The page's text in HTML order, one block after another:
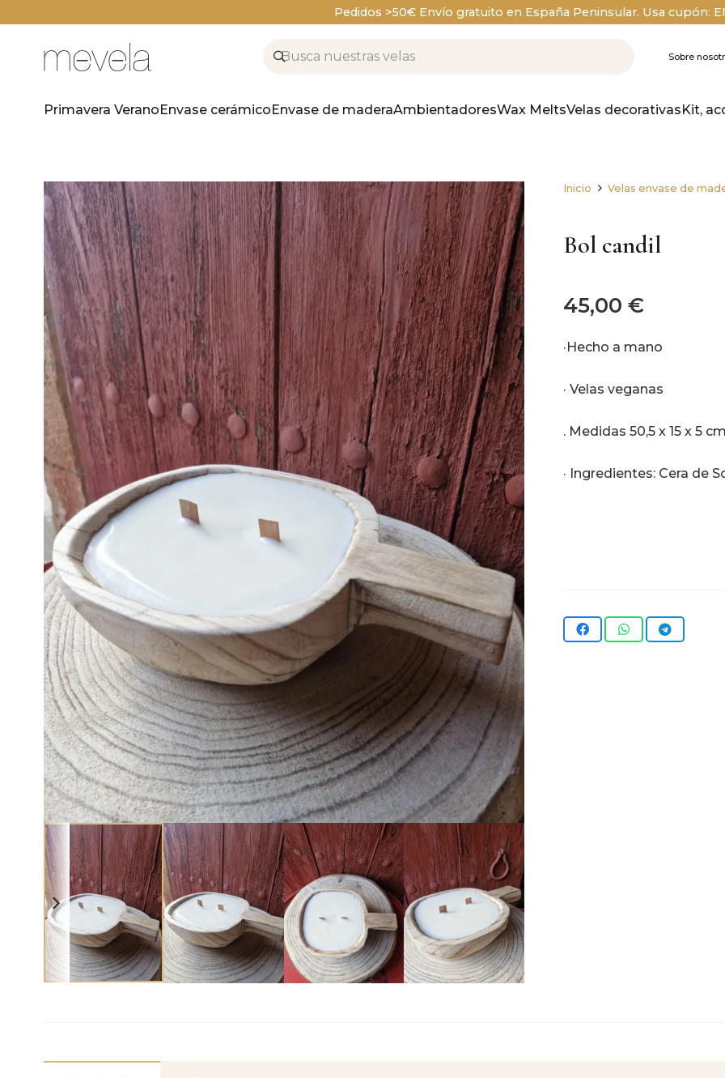
Pedidos >50€ Envío gratuito en España Peninsular. Usa cupón:
Sobre
Primavera VeranoEnvase cerámicoEnvase de maderaAmbientadoresWax MeltsVelas decorativasKit,
Inicio Velas envase de
Bol candil
45,00 €
·Hecho a mano
· Velas veganas
. Medidas 50,5 x 15 x 5 cm
· Ingredientes: Cera de